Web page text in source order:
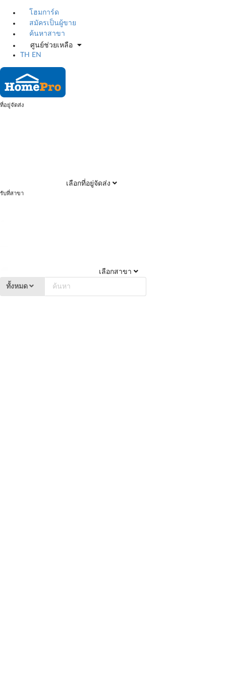
โฮมการ์ด
สมัครเป็นผู้ขาย
ค้นหาสาขา
ศูนย์ช่วยเหลือ
TH
EN
ที่อยู่จัดส่ง
เลือกที่อยู่จัดส่ง
รับที่สาขา
เลือกสาขา
ทั้งหมด